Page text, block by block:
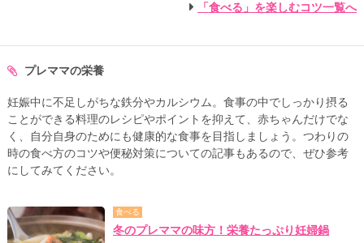
「食べる」を楽しむコツ一覧へ
プレママの栄養
妊娠中に不足しがちな鉄分やカルシウム。食事の中でしっかり摂る
ことができる料理のレシピやポイントを抑えて、赤ちゃんだけでな
く、自分自身のためにも健康的な食事を目指しましょう。つわりの
時の食べ方のコツや便秘対策についての記事もあるので、ぜひ参考
にしてみてください。
食べる
冬のプレママの味方！栄養たっぷり妊婦鍋